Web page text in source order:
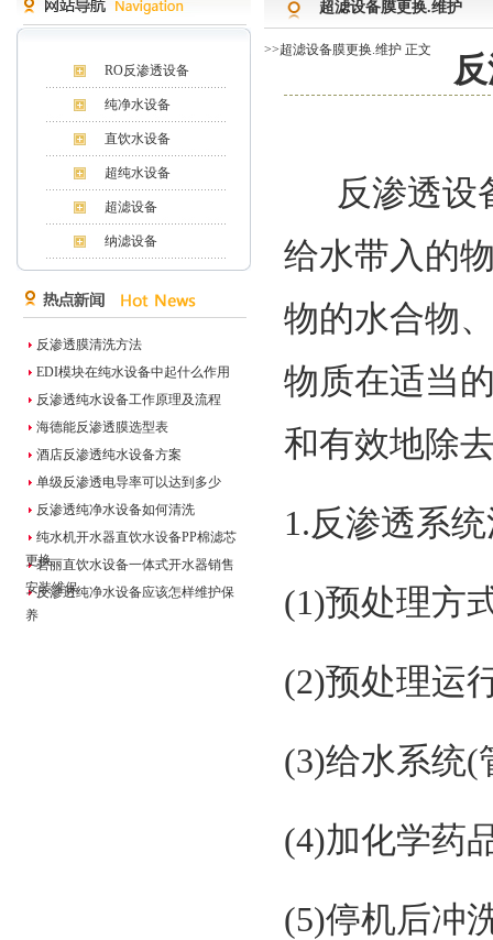
RO反渗透设备
纯净水设备
直饮水设备
超纯水设备
超滤设备
纳滤设备
反渗透膜清洗方法
EDI模块在纯水设备中起什么作用
反渗透纯水设备工作原理及流程
海德能反渗透膜选型表
酒店反渗透纯水设备方案
单级反渗透电导率可以达到多少
反渗透纯净水设备如何清洗
纯水机开水器直饮水设备PP棉滤芯
更换碧丽直饮水设备一体式开水器销售
安装维保
反渗透纯净水设备应该怎样维护保
养
超滤设备膜更换.维护
>>超滤设备膜更换.维护 正文
反渗透设
给水带入的
物的水合物
物质在适当
和有效地除
1.反渗透系
(1)预处理方
(2)预处理运
(3)给水系统(
(4)加化学药
(5)停机后冲